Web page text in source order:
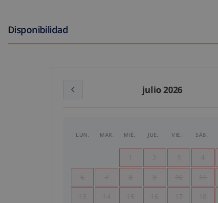
Disponibilidad
julio 2026
LUN. MAR. MIÉ. JUE. VIE. SÁB.
1 2 3 4
6 7 8 9 10 11
13 14 15 16 17 18